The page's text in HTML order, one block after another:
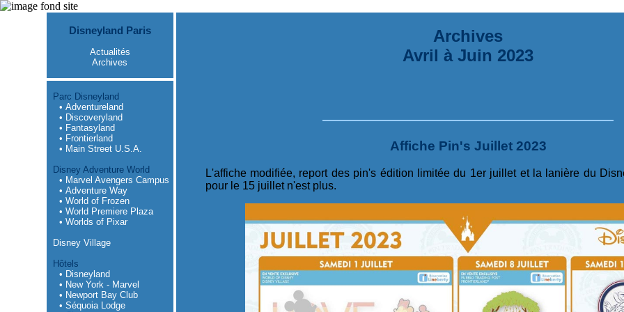
Disneyland Paris
Actualités
Archives
Parc Disneyland
• Adventureland
• Discoveryland
• Fantasyland
• Frontierland
• Main Street U.S.A.
Disney Adventure World
• Marvel Avengers Campus
• Adventure Way
• World of Frozen
• World Premiere Plaza
• Worlds of Pixar
Disney Village
Hôtels
• Disneyland
• New York - Marvel
• Newport Bay Club
• Séquoia Lodge
Archives
Avril à Juin 2023
Affiche Pin's Juillet 2023
L'affiche modifiée, report des pin's édition limitée du 1er juillet et la lanière du
pour le 15 juillet n'est plus.